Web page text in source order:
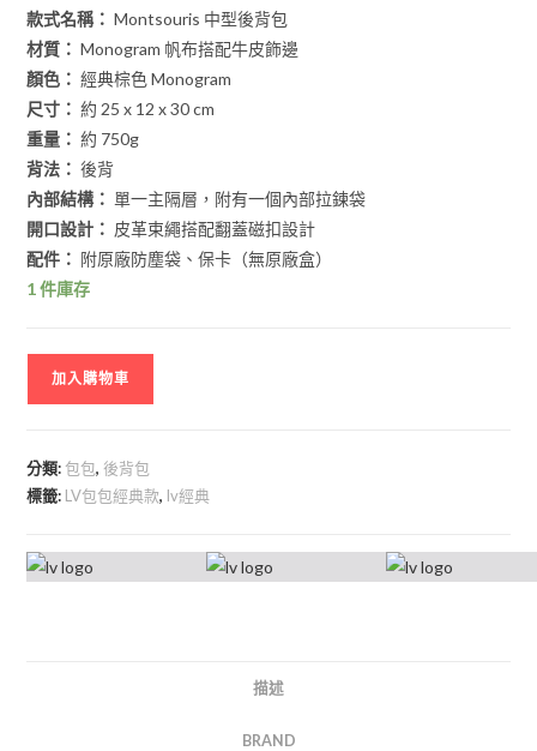
款式名稱： Montsouris 中型後背包
材質： Monogram 帆布搭配牛皮飾邊
顏色： 經典棕色 Monogram
尺寸： 約 25 x 12 x 30 cm
重量： 約 750g
背法： 後背
內部結構： 單一主隔層，附有一個內部拉鍊袋
開口設計： 皮革束繩搭配翻蓋磁扣設計
配件： 附原廠防塵袋、保卡（無原廠盒）
1 件庫存
加入購物車
分類:包包, 後背包
標籤: LV包包經典款, lv經典
描述
BRAND